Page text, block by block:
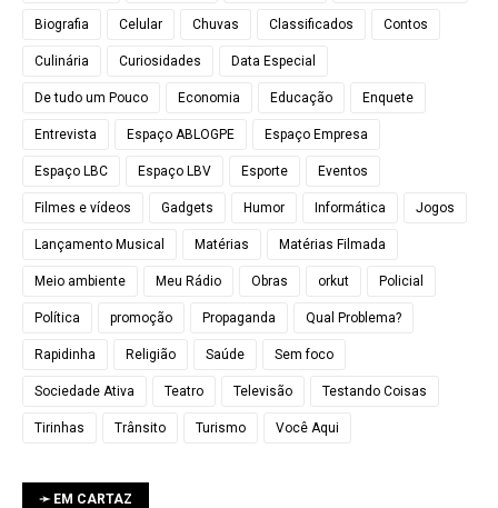
Biografia Celular Chuvas Classificados Contos
Culinária Curiosidades Data Especial
De tudo um Pouco Economia Educação Enquete
Entrevista Espaço ABLOGPE Espaço Empresa
Espaço LBC Espaço LBV Esporte Eventos
Filmes e vídeos Gadgets Humor Informática Jogos
Lançamento Musical Matérias Matérias Filmada
Meio ambiente Meu Rádio Obras orkut Policial
Política promoção Propaganda Qual Problema?
Rapidinha Religião Saúde Sem foco
Sociedade Ativa Teatro Televisão Testando Coisas
Tirinhas Trânsito Turismo Você Aqui
➛ EM CARTAZ